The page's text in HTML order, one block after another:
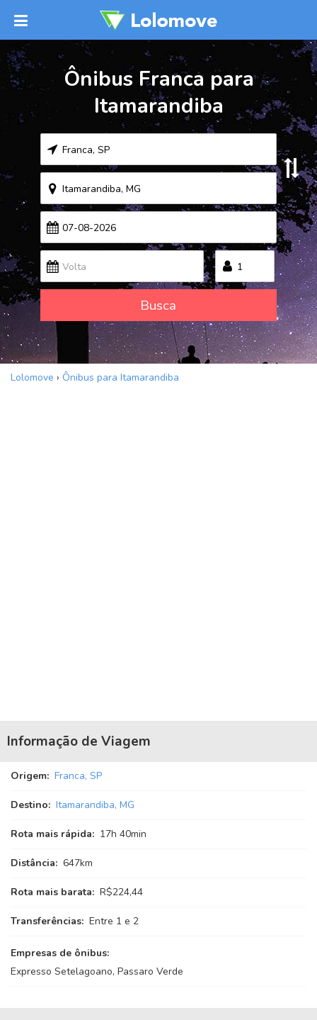
Ônibus Franca para
Itamarandiba
Busca
Lolomove › Ônibus para Itamarandiba
Informação de Viagem
Origem: Franca, SP
Destino: Itamarandiba, MG
Rota mais rápida: 17h 40min
Distância: 647km
Rota mais barata: R$224,44
Transferências: Entre 1 e 2
Empresas de ônibus:
Expresso Setelagoano, Passaro Verde